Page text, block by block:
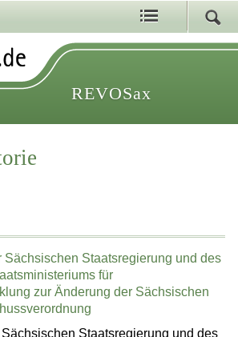
REVOSax
Sächsischen Staatsregierung und des
für
zur Änderung der Sächsischen
Staatsregierung und des